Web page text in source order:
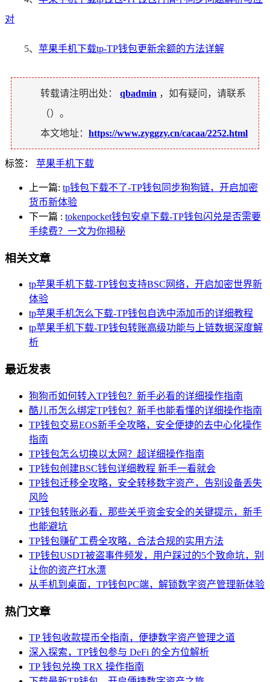
对
5、 苹果手机下载tp-TP钱包更新余额的方法详解
转载请注明出处： qbadmin ，如有疑问，请联系
（）。
本文地址： https://www.zyggzy.cn/cacaa/2252.html
标签： 苹果手机下载
上一篇: tp钱包下载不了-TP钱包同步狗狗链，开启加密
货币新体验
下一篇 : tokenpocket钱包安卓下载-TP钱包闪兑是否需要
手续费？一文为你揭秘
相关文章
tp苹果手机下载-TP钱包支持BSC网络，开启加密世界新
体验
tp苹果手机怎么下载-TP钱包自选中添加币的详细教程
tp苹果手机下载-TP钱包转账高级功能与上链数据深度解
析
最近发表
狗狗币如何转入TP钱包？新手必看的详细操作指南
酷儿币怎么绑定TP钱包？新手也能看懂的详细操作指南
TP钱包交易EOS新手全攻略，安全便捷的去中心化操作
指南
TP钱包怎么切换以太网？超详细操作指南
TP钱包创建BSC钱包详细教程 新手一看就会
TP钱包迁移全攻略，安全转移数字资产，告别设备丢失
风险
TP钱包转账必看，那些关乎资金安全的关键提示，新手
也能避坑
TP钱包赚矿工费全攻略，合法合规的实用方法
TP钱包USDT被盗事件频发，用户踩过的5个致命坑，别
让你的资产打水漂
从手机到桌面，TP钱包PC端，解锁数字资产管理新体验
热门文章
TP 钱包收款提币全指南，便捷数字资产管理之道
深入探索，TP钱包参与 DeFi 的全方位解析
TP 钱包兑换 TRX 操作指南